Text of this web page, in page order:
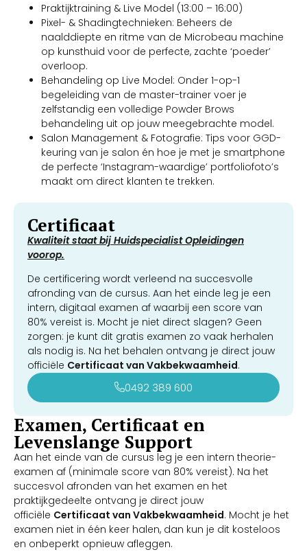
Praktijktraining & Live Model (13:00 – 16:00)
Pixel- & Shadingtechnieken: Beheers de
naalddiepte en ritme van de Microbeau machine
op kunsthuid voor de perfecte, zachte ‘poeder’
overloop.
Behandeling op Live Model: Onder 1-op-1
begeleiding van de master-trainer voer je
zelfstandig een volledige Powder Brows
behandeling uit op jouw meegebrachte model.
Salon Management & Fotografie: Tips voor GGD-
keuring van je salon én hoe je met je smartphone
de perfecte ‘Instagram-waardige’ portfoliofoto’s
maakt om direct klanten te trekken.
Certificaat
Kwaliteit staat bij Huidspecialist Opleidingen
voorop.
De certificering wordt verleend na succesvolle
afronding van de cursus. Aan het einde leg je een
intern, digitaal examen af waarbij een score van
80% vereist is. Mocht je niet direct slagen? Geen
zorgen: je kunt dit gratis examen zo vaak herhalen
als nodig is. Na het behalen ontvang je direct jouw
officiële Certificaat van Vakbekwaamheid.
0492 389 600
Examen, Certificaat en
Levenslange Support
Aan het einde van de cursus leg je een intern theorie-
examen af (minimale score van 80% vereist). Na het
succesvol afronden van het examen en het
praktijkgedeelte ontvang je direct jouw
officiële Certificaat van Vakbekwaamheid. Mocht je het
examen niet in één keer halen, dan kun je dit kosteloos
en onbeperkt opnieuw afleggen.